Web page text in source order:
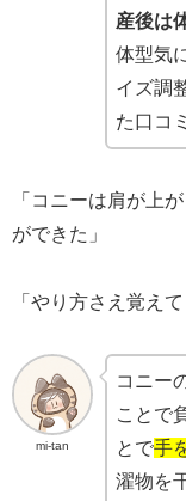
産後は
体型気
イズ調
た口コ
「コニーは肩が上
ができた」
「やり方さえ覚え
mi-tan
コニー
ことで
とで手
濯物を